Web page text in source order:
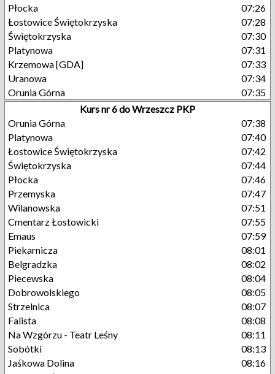
Płocka
07:26
Łostowice Świętokrzyska
07:28
Świętokrzyska
07:30
Platynowa
07:31
Krzemowa [GDA]
07:33
Uranowa
07:34
Orunia Górna
07:35
Kurs nr 6 do Wrzeszcz PKP
Orunia Górna
07:38
Platynowa
07:40
Łostowice Świętokrzyska
07:42
Świętokrzyska
07:44
Płocka
07:46
Przemyska
07:47
Wilanowska
07:51
Cmentarz Łostowicki
07:55
Emaus
07:59
Piekarnicza
08:01
Belgradzka
08:02
Piecewska
08:04
Dobrowolskiego
08:05
Strzelnica
08:07
Falista
08:08
Na Wzgórzu - Teatr Leśny
08:11
Sobótki
08:13
Jaśkowa Dolina
08:16